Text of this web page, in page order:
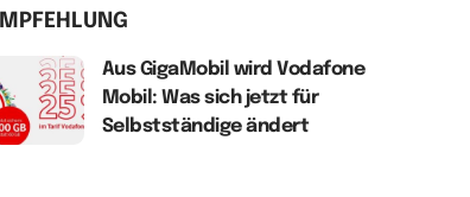
Aus GigaMobil wird Vodafone
Mobil: Was sich jetzt für
Selbstständige ändert